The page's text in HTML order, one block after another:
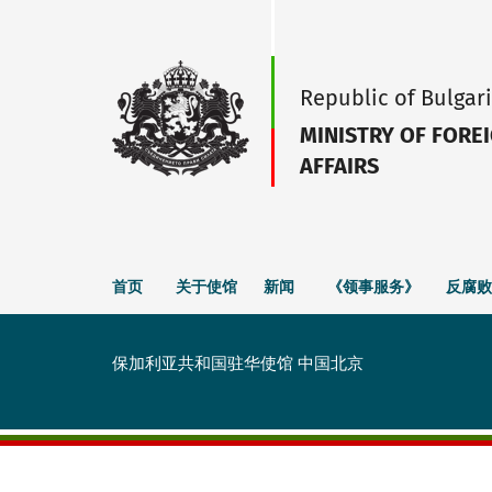
Republic of
MINISTRY OF
AFFAIRS
首页 关于使馆 新闻 《领事服务》 反腐败
保加利亚共和国驻华使馆 中国北京